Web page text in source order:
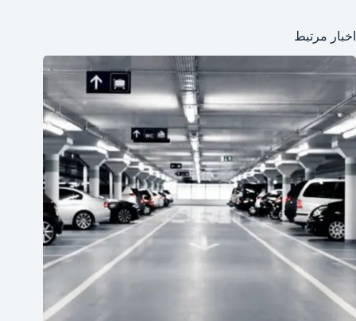
اخبار مرتبط